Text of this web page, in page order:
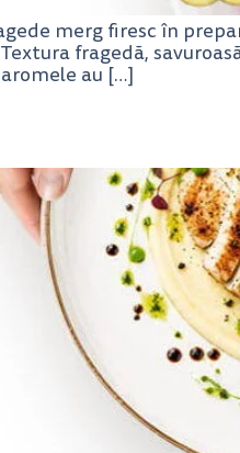
merg firesc în
fragedă,
au […]